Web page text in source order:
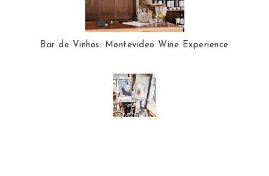
Bar de Vinhos: Montevideo Wine Experience